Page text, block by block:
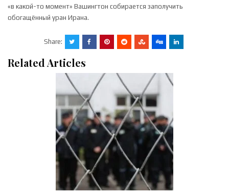
«в какой-то момент» Вашингтон собирается заполучить
обогащённый уран Ирана.
Share:
Related Articles